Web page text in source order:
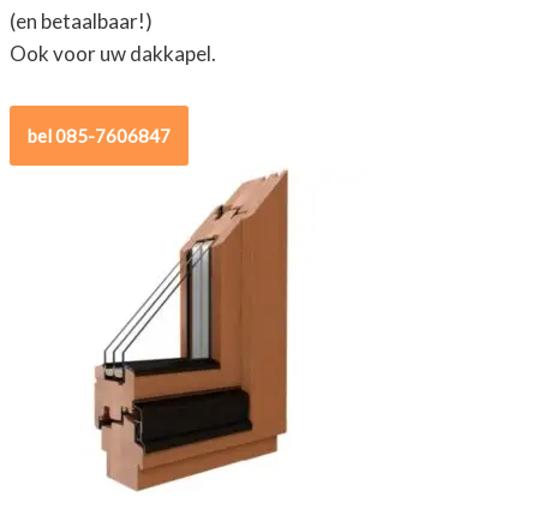
(en betaalbaar!)
Ook voor uw dakkapel.
bel 085-7606847